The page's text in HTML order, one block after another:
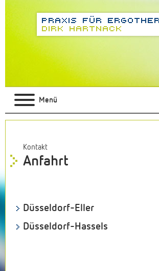
Menü
Kontakt
Anfahrt
Düsseldorf-Eller
Düsseldorf-Hassels